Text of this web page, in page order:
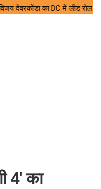
4' का